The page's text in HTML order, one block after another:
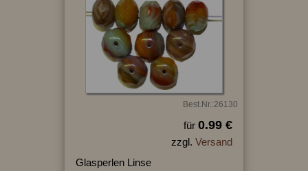
Best.Nr.:26130
für 0.99 €
zzgl. Versand
Glasperlen Linse